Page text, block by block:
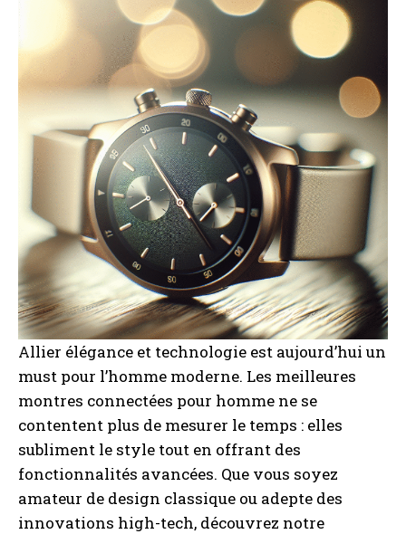
Allier élégance et technologie est aujourd’hui un
must pour l’homme moderne. Les meilleures
montres connectées pour homme ne se
contentent plus de mesurer le temps : elles
subliment le style tout en offrant des
fonctionnalités avancées. Que vous soyez
amateur de design classique ou adepte des
innovations high-tech, découvrez notre